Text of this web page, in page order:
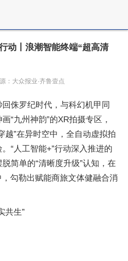
动丨浪潮智能终端“超高清
：大众报业·齐鲁壹点
侏罗纪时代，与科幻机甲同
“九州神韵”的XR拍摄专区，
越”在异时空中，全自动虚拟拍
“人工智能+”行动深入推进的
简单的“清晰度升级”认知，在
勾勒出赋能商旅文体健融合消
共生”